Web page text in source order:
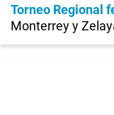
Torneo Regional
Monterrey y